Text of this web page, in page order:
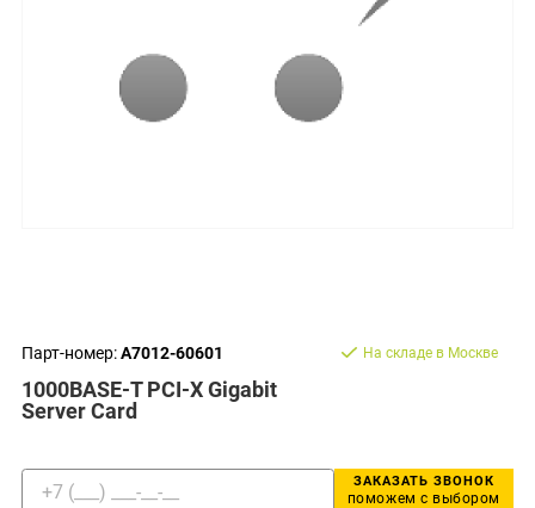
Парт-номер:A7012-60601
1000BASE-T PCI-X Gigabit
Server Card
На складе в Москве
ЗАКАЗАТЬ ЗВОНОК
поможем с выбором